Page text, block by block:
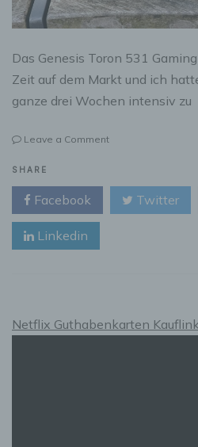
Das Genesis Toron 531
Zeit auf dem Markt und ich
ganze drei Wochen intensiv zu
Leave a Commenton
531
Gaming
Headset
SHARE
Facebook Twitter
Linkedin
Netflix Guthabenkarten